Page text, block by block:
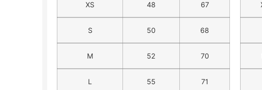
XS 48 67
S 50 68
M 52 70
L 55 71